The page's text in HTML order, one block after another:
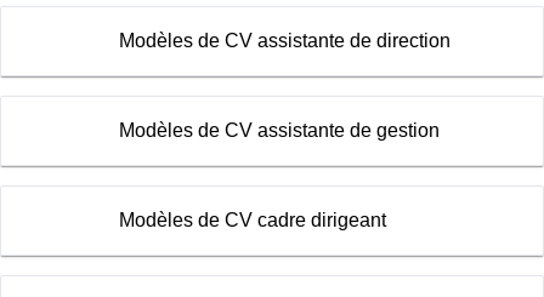
Modèles de CV assistante de direction
Modèles de CV assistante de gestion
Modèles de CV cadre dirigeant